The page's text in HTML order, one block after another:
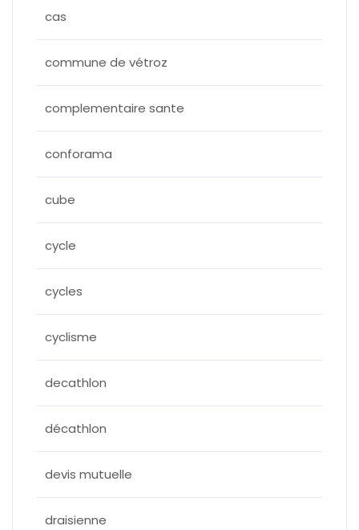
cas
commune de vétroz
complementaire sante
conforama
cube
cycle
cycles
cyclisme
decathlon
décathlon
devis mutuelle
draisienne